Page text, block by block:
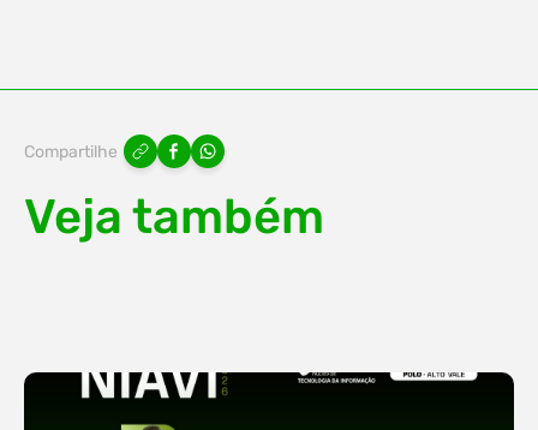
Compartilhe
Veja também